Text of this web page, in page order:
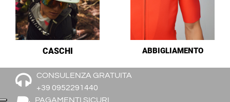
CASCHI ABBIGLIAMENTO
CONSULENZA GRATUITA
+39 0952291440
PAGAMENTI SICURI